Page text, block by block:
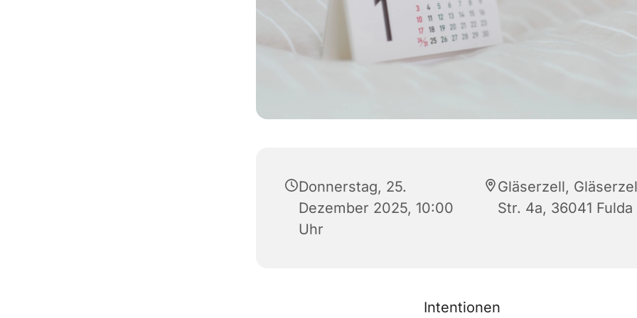
Donnerstag, 25.
Dezember 2025, 10:00
Uhr
Gläserzell,
Str. 4a, 36041 Fulda
Intentionen